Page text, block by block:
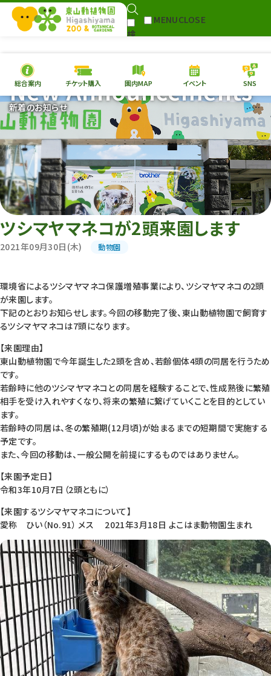
検
MENUCLOSE
本日の開園情報 チケ
園内MAP イベント
総合案内
動物園 植物園
再生プラン
東山動植物園
への支援
環境教育
総合案内 チケット購入 園内MAP イベント SNS
新着のお知らせ
New Announcements
ツシマヤマネコが2頭来園します
2021年09月30日(木) 動物園
環境省によるツシマヤマネコ保護増殖事業により、ツシマヤマネコの2頭
が来園します。
下記のとおりお知らせします。今回の移動完了後、東山動植物園で飼育す
るツシマヤマネコは7頭になります。
【来園理由】
東山動植物園で今年誕生した2頭を含め、若齢個体4頭の同居を行うため
です。
若齢時に他のツシマヤマネコとの同居を経験することで、性成熟後に繁殖
相手を受け入れやすくなり、将来の繁殖に繋げていくことを目的としてい
ます。
若齢時の同居は、冬の繁殖期(12月頃)が始まるまでの短期間で実施する
予定です。
また、今回の移動は、一般公開を前提にするものではありません。
【来園予定日】
令和3年10月7日（2頭ともに）
【来園するツシマヤマネコについて】
愛称 ひい（No.91） メス 2021年3月18日 よこはま動物園生まれ